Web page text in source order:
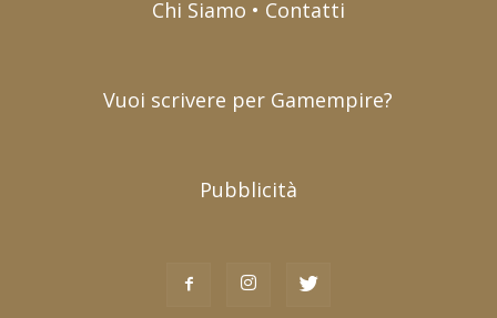
Chi Siamo • Contatti
Vuoi scrivere per Gamempire?
Pubblicità